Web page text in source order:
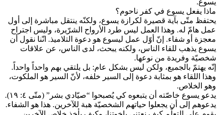
يسوع.
ماذا يفعل يسوع في كفر ناحوم؟
يحتفظ متّى بآية قصيرة لكرازة يسوع، ولكنّه ينتقل مباشرة إلى أول
عمل هامّ له. وهذا العمل ليس طرد الأرواح الشرّيرة، وليس اجتراح
معجزة أو شفاء. إنّ أوّل عمل ليسوع هو دعوة التلاميذ. انّنا نقول أن
يسوع يذهب للقاء الناس، ولكنه يبحث، لدى الناس، عن علاقات
شخصيّة وفريدة من نوعها.
إنّه يهتمّ بالجميع، ولكن ليس بشكل عام: بل يلتقي بهم واحداً واحداً.
وهذا اللقاء هو بمثابة دعوة إلى السير خلفه، لأنّ السير هو الملكوت،
وهو الخلاص.
يدعو يسوع خاصّته أن يتبعوه كي يُصبحوا “صيّادي بشر” (متّى ٤: ١٩).
يدعوهم إلى أن يجعلوا حياتهم الشخصيّة هبة للآخرين. هذا هو الشفاء.